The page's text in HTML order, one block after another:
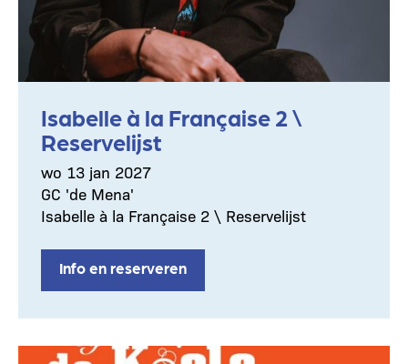
Isabelle à la Française 2 \
Reservelijst
wo 13 jan 2027
GC 'de Mena'
Isabelle à la Française 2 \ Reservelijst
Info en reserveren